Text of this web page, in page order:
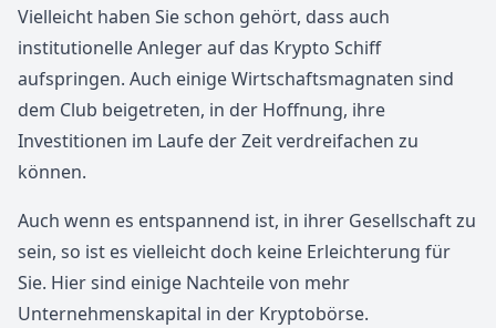
Vielleicht haben Sie schon gehört, dass auch
institutionelle Anleger auf das Krypto Schiff
aufspringen. Auch einige Wirtschaftsmagnaten sind
dem Club beigetreten, in der Hoffnung, ihre
Investitionen im Laufe der Zeit verdreifachen zu
können.
Auch wenn es entspannend ist, in ihrer Gesellschaft zu
sein, so ist es vielleicht doch keine Erleichterung für
Sie. Hier sind einige Nachteile von mehr
Unternehmenskapital in der Kryptobörse.